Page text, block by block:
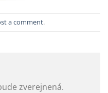
a comment.
zverejnená.